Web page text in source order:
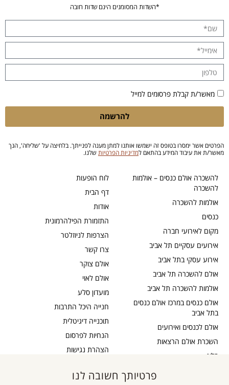
לוח הופעות
דף הבית
אודות
התזמורת הפילהרמונית
הצרפות לניוזלטר
צרו קשר
אולם צוקר
אולם לאוי
מועדון סלע
חנייה היכל התרבות
תוכנייה דיגיטלית
הנחיות לפרסום
הצהרת נגישות
אישור נגישות
להשכרה אולם כנסים – אולמות
להשכרה
אולמות להשכרה
כנסים
מקום לאירועי חברה
אירועים עסקיים תל אביב
אירוע עסקי בתל אביב
אולם להשכרה תל אביב
אולמות להשכרה תל אביב
אולם כנסים במרכז אולם כנסים
בתל אביב
אולם לכנסים ואירועים
השכרת אולם הרצאות
בלוג
*השדות המסומנים הינם שדות חובה
מאשר/ת קבלת פרסומים למייל
להרשמה
הפרטים אשר ימסרו בטופס זה ישמשו אותנו למתן מענה לפנייתך. בלחיצה על 'שליחה', הנך
מאשר/ת את עיבוד המידע בהתאם למדיניות הפרטיות שלנו.
פרטיותך חשובה לנו